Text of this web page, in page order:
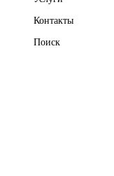
Контакты
Поиск